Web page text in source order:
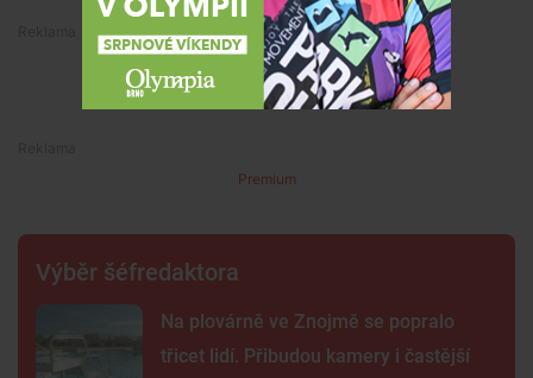
Premium
Premium
Výběr šéfredaktora
Na plovárně ve Znojmě se popralo
třicet lidí. Přibudou kamery i častější